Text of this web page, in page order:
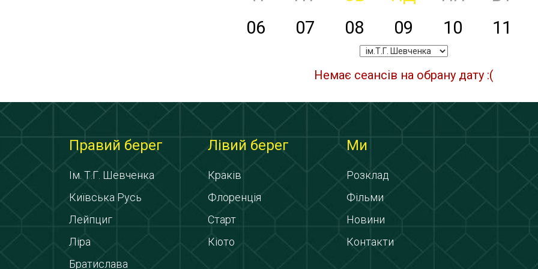
06
07 08 09 10 11
Немає сеансів на обрану дату :(
Правий берег
Ім. Т.Г. Шевченка
Київська Русь
Лейпциг
Ліра
Братислава
Лівий берег
Краків
Флоренція
Старт
Кіото
Ми
Розклад
Фільми
Новини
Контакти